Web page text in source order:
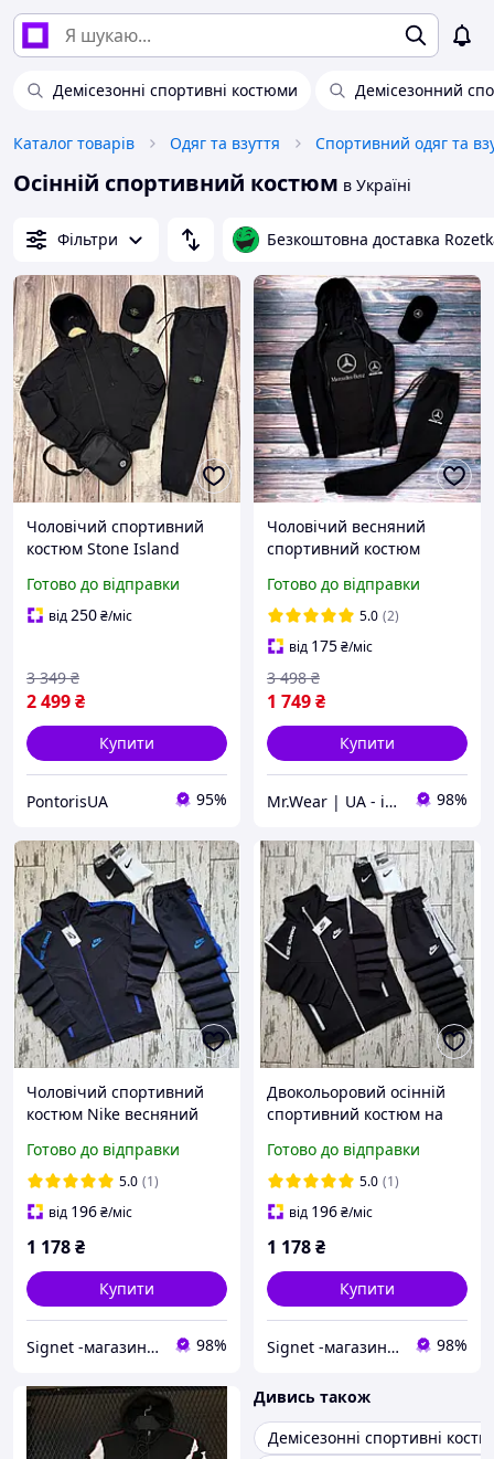
Демісезонні спортивні костюми Демісезонний
Каталог товарів Одяг та взуття Спортивний одяг та
Осінній спортивний костюм в Україні
Фільтри Безкоштовна доставка
Чоловічий спортивний
костюм Stone Island
штани Стон Айленд
чорний
Готово до відправки
від250₴/міс
2 499₴
3 349 ₴
Купити
PontorisUA 95%
Чоловічий весняний
спортивний костюм
Осінній комплект
Мерседес 4в1 Костюм +
Кепка та Футболка
Готово до відправки
5.0 (2)
від 175₴/міс
1 749₴
3 498 ₴
Купити
Mr.Wear | UA - інтернет-магазин чоловічого одягу 98%
Чоловічий спортивний
костюм Nike весняний
кофта+штани+шкарпетки
у подарунок
Готово до відправки
5.0 (1)
від 196₴/міс
1 178₴
Купити
Signet -магазин для всієї родини 98%
Двокольоровий осінній
спортивний костюм на
Чоловічий спортивний
костюм демісезонний
найк і шкарпетки
Готово до відправки
5.0 (1)
від 196₴/міс
1 178₴
Купити
Signet -магазин для всієї родини 98%
Дивись також
Демісезонні спортивні